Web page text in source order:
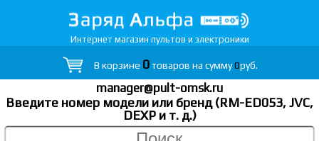
Интернет магазин пультов и электроники
В корзине 0товаров на сумму0руб.
manager@pult-omsk.ru
Введите номер модели или бренд (RM-ED053, JVC,
DEXP и т. д.)